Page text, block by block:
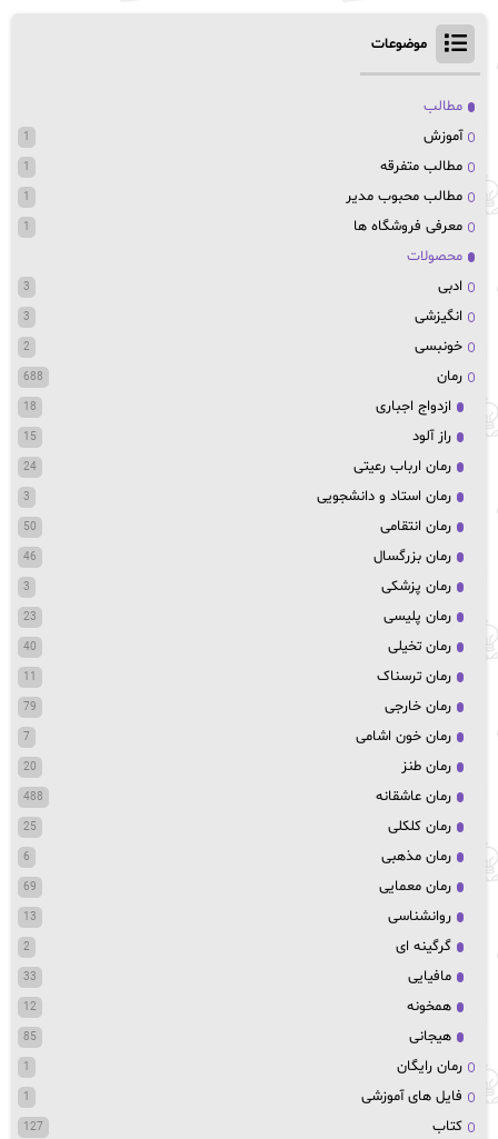
موضوعات
مطالب
آموزش
1
مطالب متفرقه 1
مطالب محبوب مدیر 1
معرفی فروشگاه ها 1
محصولات
ادبی
3
انگیزشی 3
خونبسی 2
رمان 688
ازدواج اجباری 18
راز آلود 15
رمان ارباب رعیتی 24
رمان استاد و دانشجویی 3
رمان انتقامی 50
رمان بزرگسال 46
رمان پزشکی 3
رمان پلیسی 23
رمان تخیلی 40
رمان ترسناک 11
رمان خارجی 79
رمان خون اشامی 7
رمان طنز 20
رمان عاشقانه 488
رمان کلکلی 25
رمان مذهبی 6
رمان معمایی 69
روانشناسی 13
گرگینه ای 2
مافیایی 33
همخونه 12
هیجانی 85
رمان رایگان 1
فایل های آموزشی 1
کتاب 127